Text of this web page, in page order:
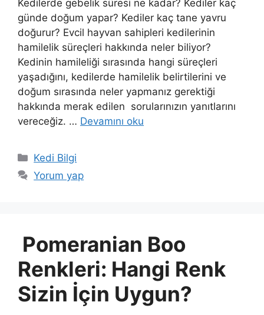
Kedilerde gebelik süresi ne kadar? Kediler kaç
günde doğum yapar? Kediler kaç tane yavru
doğurur? Evcil hayvan sahipleri kedilerinin
hamilelik süreçleri hakkında neler biliyor?
Kedinin hamileliği sırasında hangi süreçleri
yaşadığını, kedilerde hamilelik belirtilerini ve
doğum sırasında neler yapmanız gerektiği
hakkında merak edilen sorularınızın yanıtlarını
vereceğiz. … Devamını oku
Kategoriler
Kedi Bilgi
Yorum yap
Pomeranian Boo
Renkleri: Hangi Renk
Sizin İçin Uygun?